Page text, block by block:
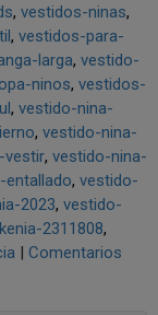
vestidos-ninas
vestidos-para-
larga vestido-
ninos vestidos-
vestido-nina-
vestido-nina-
vestir vestido-nina-
entallado vestido-
2023 vestido-
2311808
Comentarios